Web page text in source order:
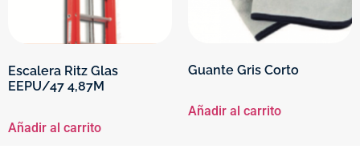
Escalera Ritz Glas
EEPU/47 4,87M
Añadir al carrito
Guante Gris Corto
Añadir al carrito